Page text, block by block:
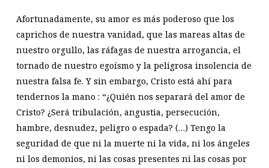
Afortunadamente, su amor es más poderoso que los
caprichos de nuestra vanidad, que las mareas altas de
nuestro orgullo, las ráfagas de nuestra arrogancia, el
tornado de nuestro egoísmo y la peligrosa insolencia de
nuestra falsa fe. Y sin embargo, Cristo está ahí para
tendernos la mano : “¿Quién nos separará del amor de
Cristo? ¿Será tribulación, angustia, persecución,
hambre, desnudez, peligro o espada? (…) Tengo la
seguridad de que ni la muerte ni la vida, ni los ángeles
ni los demonios, ni las cosas presentes ni las cosas por